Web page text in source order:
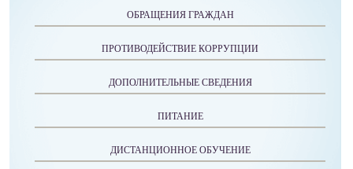
ОБРАЩЕНИЯ ГРАЖДАН
ПРОТИВОДЕЙСТВИЕ КОРРУПЦИИ
ДОПОЛНИТЕЛЬНЫЕ СВЕДЕНИЯ
ПИТАНИЕ
ДИСТАНЦИОННОЕ ОБУЧЕНИЕ